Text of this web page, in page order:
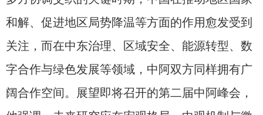
和解、促进地区局势降温等方面的作用愈发受到
关注，而在中东治理、区域安全、能源转型、数
字合作与绿色发展等领域，中阿双方同样拥有广
阔合作空间。展望即将召开的第二届中阿峰会，